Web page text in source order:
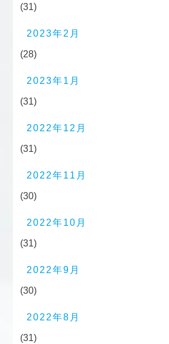
(31)
2023年2月
(28)
2023年1月
(31)
2022年12月
(31)
2022年11月
(30)
2022年10月
(31)
2022年9月
(30)
2022年8月
(31)